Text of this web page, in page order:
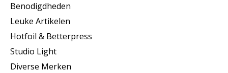
Benodigdheden
Leuke Artikelen
Hotfoil & Betterpress
Studio Light
Diverse Merken